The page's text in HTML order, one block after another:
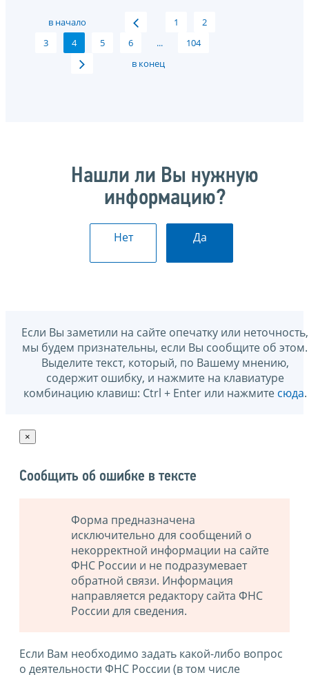
в начало 1
2
3
4 5 6 ...
104
в конец
Нашли ли Вы нужную
информацию?
Нет Да
Если Вы заметили на сайте опечатку или неточность,
мы будем признательны, если Вы сообщите об этом.
Выделите текст, который, по Вашему мнению,
содержит ошибку, и нажмите на клавиатуре
комбинацию клавиш: Ctrl + Enter или нажмите сюда.
×
Сообщить об ошибке в тексте
Форма предназначена
исключительно для сообщений о
некорректной информации на сайте
ФНС России и не подразумевает
обратной связи. Информация
направляется редактору сайта ФНС
России для сведения.
Если Вам необходимо задать какой-либо вопрос
о деятельности ФНС России (в том числе